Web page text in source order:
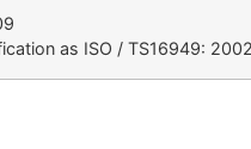
as ISO / TS16949: